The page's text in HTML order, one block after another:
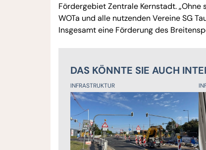
Fördergebiet Zentrale Kernstadt.
WOTa und alle nutzenden Vereine SG
Insgesamt eine Förderung des
DAS KÖNNTE SIE AUCH
INFRASTRUKTUR